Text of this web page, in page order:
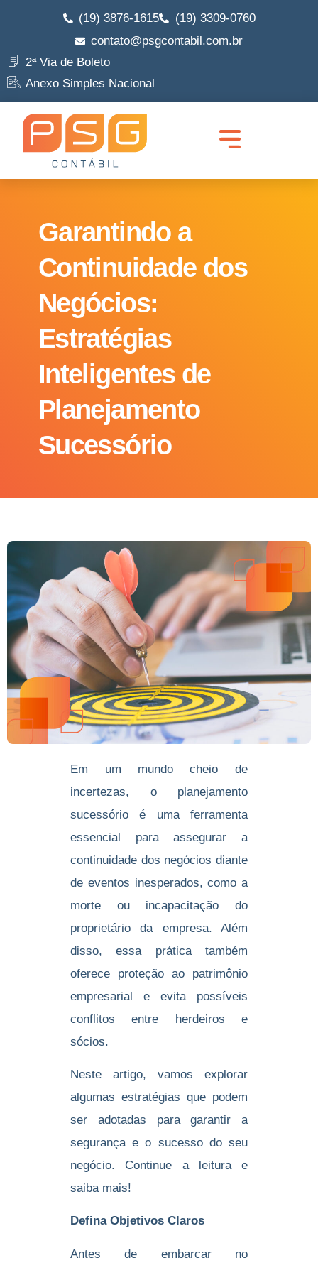
(19) 3876-1615
(19) 3309-0760
contato@psgcontabil.com.br
2ª Via de Boleto
Anexo Simples Nacional
Garantindo a
Continuidade dos
Negócios:
Estratégias
Inteligentes de
Planejamento
Sucessório
Em um mundo cheio de
incertezas, o planejamento
sucessório é uma ferramenta
essencial para assegurar a
continuidade dos negócios diante
de eventos inesperados, como a
morte ou incapacitação do
proprietário da empresa. Além
disso, essa prática também
oferece proteção ao patrimônio
empresarial e evita possíveis
conflitos entre herdeiros e
sócios.
Neste artigo, vamos explorar
algumas estratégias que podem
ser adotadas para garantir a
segurança e o sucesso do seu
negócio. Continue a leitura e
saiba mais!
Defina Objetivos Claros
Antes de embarcar no